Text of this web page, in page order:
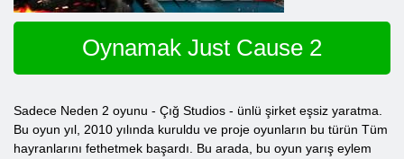
Oynamak Just Cause 2
Sadece Neden 2 oyunu - Çığ Studios - ünlü şirket eşsiz yaratma.
Bu oyun yıl, 2010 yılında kuruldu ve proje oyunların bu türün Tüm
hayranlarını fethetmek başardı. Bu arada, bu oyun yarış eylem